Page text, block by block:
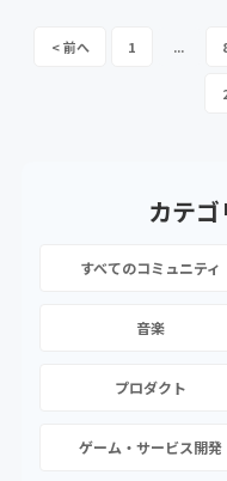
1 ...
カテ
すべてのコミュニティ
音楽
プロダクト
ゲーム・サービス開発